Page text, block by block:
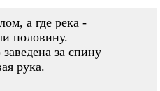
а где река -
половину.
за спину
рука.